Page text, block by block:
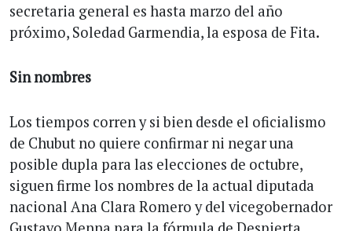
secretaria general es hasta marzo del año
próximo, Soledad Garmendia, la esposa de Fita.
Sin nombres
Los tiempos corren y si bien desde el oficialismo
de Chubut no quiere confirmar ni negar una
posible dupla para las elecciones de octubre,
siguen firme los nombres de la actual diputada
nacional Ana Clara Romero y del vicegobernador